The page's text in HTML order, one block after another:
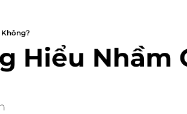
Không?
Hiểu Nhầm